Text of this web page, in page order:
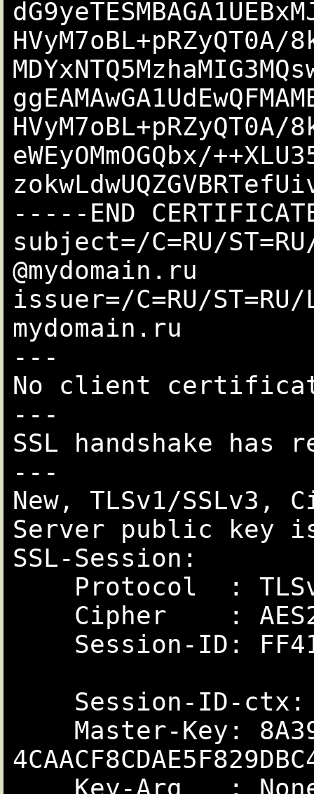
HVyM7oBL+pRZyQT0A/
HVyM7oBL+pRZyQT0A/
eWEyOMmOGQbx/
-----END
subject=/C=RU/
@mydomain.ru
issuer=/C=RU/
mydomain.ru
---
No client
---
SSL handshake
---
New, TLSv1/SSLv3,
Server public key
SSL-Session: